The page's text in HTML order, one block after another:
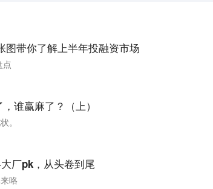
图带你了解上半年投融资市场
点
谁赢麻了？（上）
。
厂pk，从头卷到尾
咯